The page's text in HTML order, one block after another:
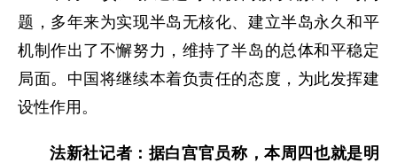
题，多年来为实现半岛无核化、建立半岛永久和平
机制作出了不懈努力，维持了半岛的总体和平稳定
局面。中国将继续本着负责任的态度，为此发挥建
设性作用。
法新社记者：据白宫官员称，本周四也就是明